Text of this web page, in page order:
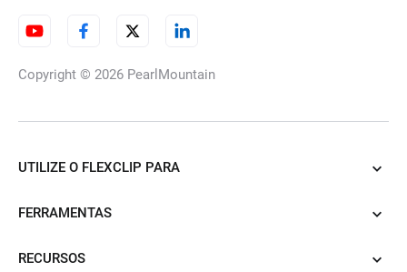
Copyright © 2026 PearlMountain
UTILIZE O FLEXCLIP PARA
FERRAMENTAS
RECURSOS